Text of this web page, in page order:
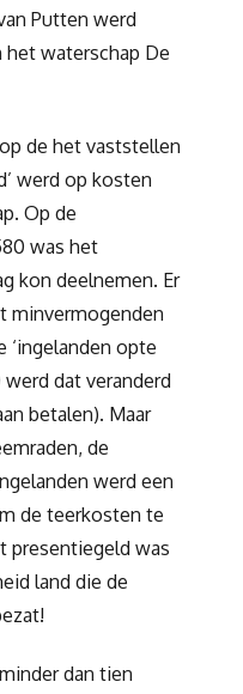
Putten werd
waterschap De
de het vaststellen
werd op kosten
Op de
was het
kon deelnemen. Er
minvermogenden
‘ingelanden opte
werd dat veranderd
betalen). Maar
de
werd een
de teerkosten te
presentiegeld was
land die de
dan tien